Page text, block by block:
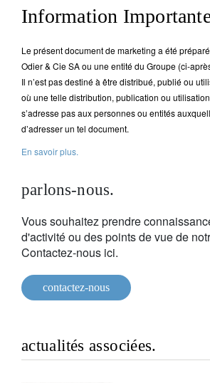
Information
Le présent document de marketing a été
Odier & Cie SA ou une entité du Groupe (ci-
Il n’est pas destiné à être distribué, publié ou
où une telle distribution, publication ou
s’adresse pas aux personnes ou entités
d’adresser un tel document.
En savoir plus.
parlons-nous.
Vous souhaitez prendre
d'activité ou des points de vue de
Contactez-nous ici.
contactez-nous
actualités associées.